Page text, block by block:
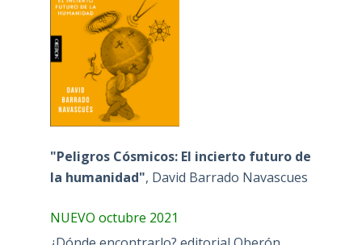
"Peligros Cósmicos: El incierto futuro de
la humanidad", David Barrado Navascues
NUEVO octubre 2021